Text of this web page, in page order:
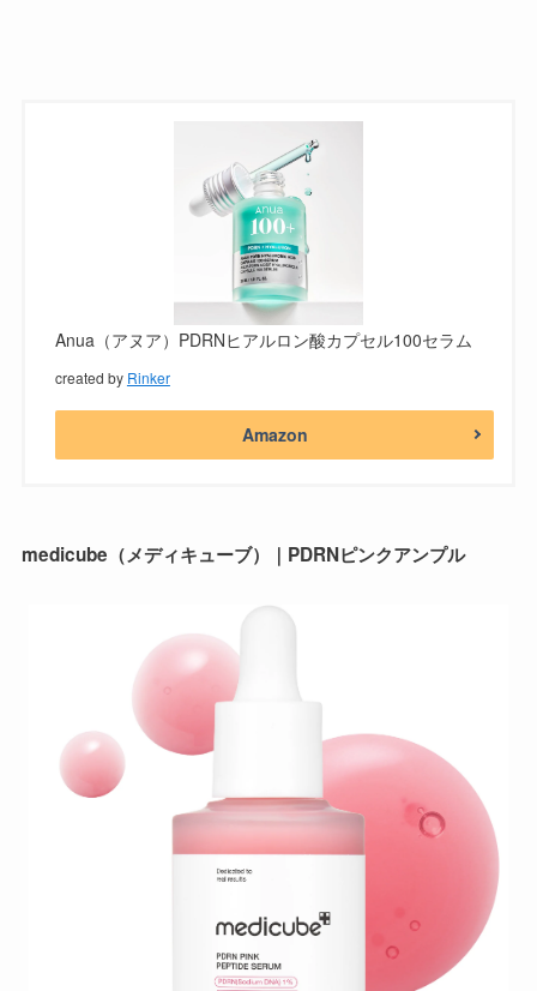
Anua（アヌア）PDRNヒアルロン酸カプセル100セラム
created by Rinker
Amazon
medicube（メディキューブ）｜PDRNピンクアンプル